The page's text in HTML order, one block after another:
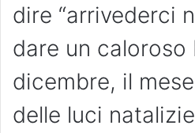
dire “arrivederci
dare un caloroso
dicembre, il
delle luci